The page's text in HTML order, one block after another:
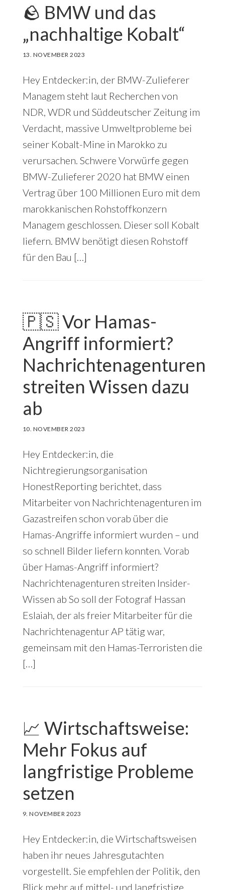
🪨 BMW und das
„nachhaltige Kobalt“
13. NOVEMBER 2023
Hey Entdecker:in, der BMW-Zulieferer
Managem steht laut Recherchen von
NDR, WDR und Süddeutscher Zeitung im
Verdacht, massive Umweltprobleme bei
seiner Kobalt-Mine in Marokko zu
verursachen. Schwere Vorwürfe gegen
BMW-Zulieferer 2020 hat BMW einen
Vertrag über 100 Millionen Euro mit dem
marokkanischen Rohstoffkonzern
Managem geschlossen. Dieser soll Kobalt
liefern. BMW benötigt diesen Rohstoff
für den Bau […]
🇵🇸 Vor Hamas-
Angriff informiert?
Nachrichtenagenturen
streiten Wissen dazu
ab
10. NOVEMBER 2023
Hey Entdecker:in, die
Nichtregierungsorganisation
HonestReporting berichtet, dass
Mitarbeiter von Nachrichtenagenturen im
Gazastreifen schon vorab über die
Hamas-Angriffe informiert wurden – und
so schnell Bilder liefern konnten. Vorab
über Hamas-Angriff informiert?
Nachrichtenagenturen streiten Insider-
Wissen ab So soll der Fotograf Hassan
Eslaiah, der als freier Mitarbeiter für die
Nachrichtenagentur AP tätig war,
gemeinsam mit den Hamas-Terroristen die
[…]
📈 Wirtschaftsweise:
Mehr Fokus auf
langfristige Probleme
setzen
9. NOVEMBER 2023
Hey Entdecker:in, die Wirtschaftsweisen
haben ihr neues Jahresgutachten
vorgestellt. Sie empfehlen der Politik, den
Blick mehr auf mittel- und langfristige